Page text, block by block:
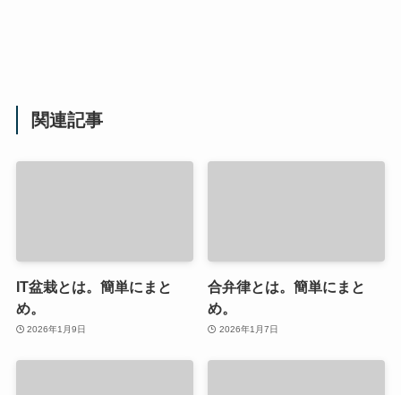
関連記事
IT盆栽とは。簡単にまと
め。
2026年1月9日
合弁律とは。簡単にまと
め。
2026年1月7日